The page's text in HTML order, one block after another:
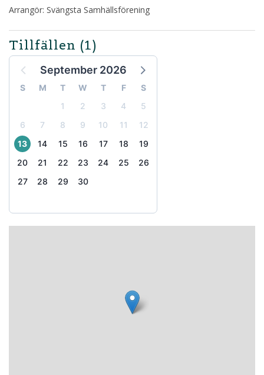
Arrangör: Svängsta Samhällsförening
Tillfällen (1)
September 2026
S M T W T F
S
1
2 3 4
5
6
7 8 9 10 11
12
13
14 15 16 17 18
19
20
21 22 23 24 25
26
27
28 29 30